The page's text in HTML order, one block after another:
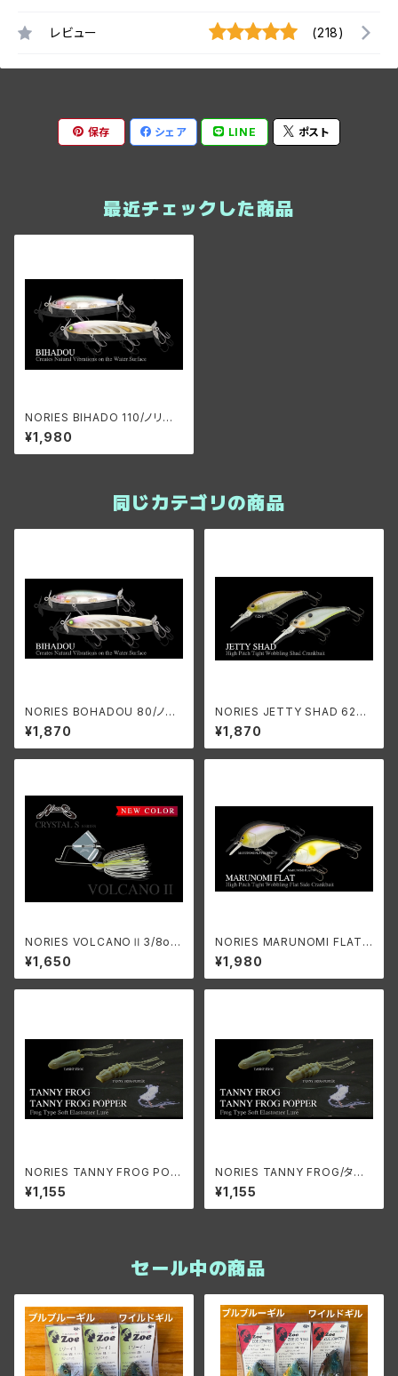
レビュー (218)
保存 シェア LINE ポスト
最近チェックした商品
NORIES BIHADO 110/ノリー
ズ ビハドウ 110
¥1,980
同じカテゴリの商品
NORIES BOHADOU 80/ノリ
ーズ ビハドウ80
¥1,870
NORIES JETTY SHAD 62F/
ノリーズ ジェティーシャッド62F
¥1,870
NORIES VOLCANOⅡ3/8o
z./ノリーズ ボルケーノⅡ3/8o
z.
¥1,650
NORIES MARUNOMI FLAT
KOBURI 53/ノリーズ マルノミ
フラット コブリ53
¥1,980
NORIES TANNY FROG POP
PER/タニーフロッグ ポッパー
¥1,155
NORIES TANNY FROG/タニ
ーフロッグ
¥1,155
セール中の商品